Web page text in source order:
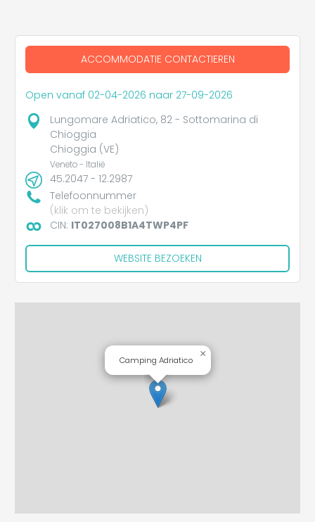
ACCOMMODATIE CONTACTIEREN
Open vanaf 02-04-2026 naar 27-09-2026
Lungomare Adriatico, 82 - Sottomarina di
Chioggia
Chioggia (VE)
Veneto - Italië
45.2047 - 12.2987
Telefoonnummer
(klik om te bekijken)
CIN: IT027008B1A4TWP4PF
WEBSITE BEZOEKEN
Camping Adriatico
×